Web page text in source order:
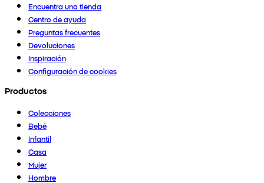
Encuentra una tienda
Centro de ayuda
Preguntas frecuentes
Devoluciones
Inspiración
Configuración de cookies
Productos
Colecciones
Bebé
Infantil
Casa
Mujer
Hombre